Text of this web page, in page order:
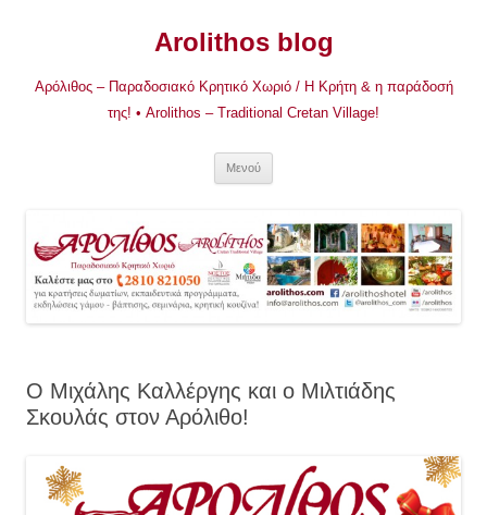
Arolithos blog
Αρόλιθος – Παραδοσιακό Κρητικό Χωριό / Η Κρήτη & η παράδοσή
της! • Arolithos – Traditional Cretan Village!
Μενού
Ο Μιχάλης Καλλέργης και ο Μιλτιάδης
Σκουλάς στον Αρόλιθο!